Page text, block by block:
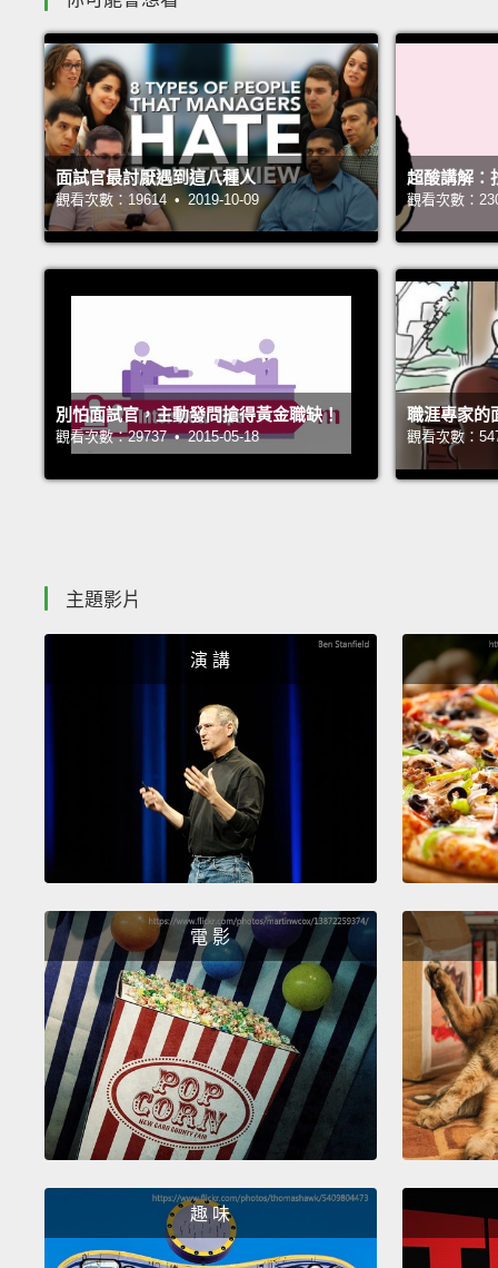
面試官最討厭遇到這八種人
觀看次數：19614 • 2019-10-09
超酸講解：
觀看次數：
別怕面試官，主動發問搶得黃金職缺！
觀看次數：29737 • 2015-05-18
職涯專家的
觀看次數：
主題影片
演 講
電 影
趣 味